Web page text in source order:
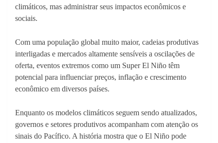
climáticos, mas administrar seus impactos econômicos e
sociais.
Com uma população global muito maior, cadeias produtivas
interligadas e mercados altamente sensíveis a oscilações de
oferta, eventos extremos como um Super El Niño têm
potencial para influenciar preços, inflação e crescimento
econômico em diversos países.
Enquanto os modelos climáticos seguem sendo atualizados,
governos e setores produtivos acompanham com atenção os
sinais do Pacífico. A história mostra que o El Niño pode